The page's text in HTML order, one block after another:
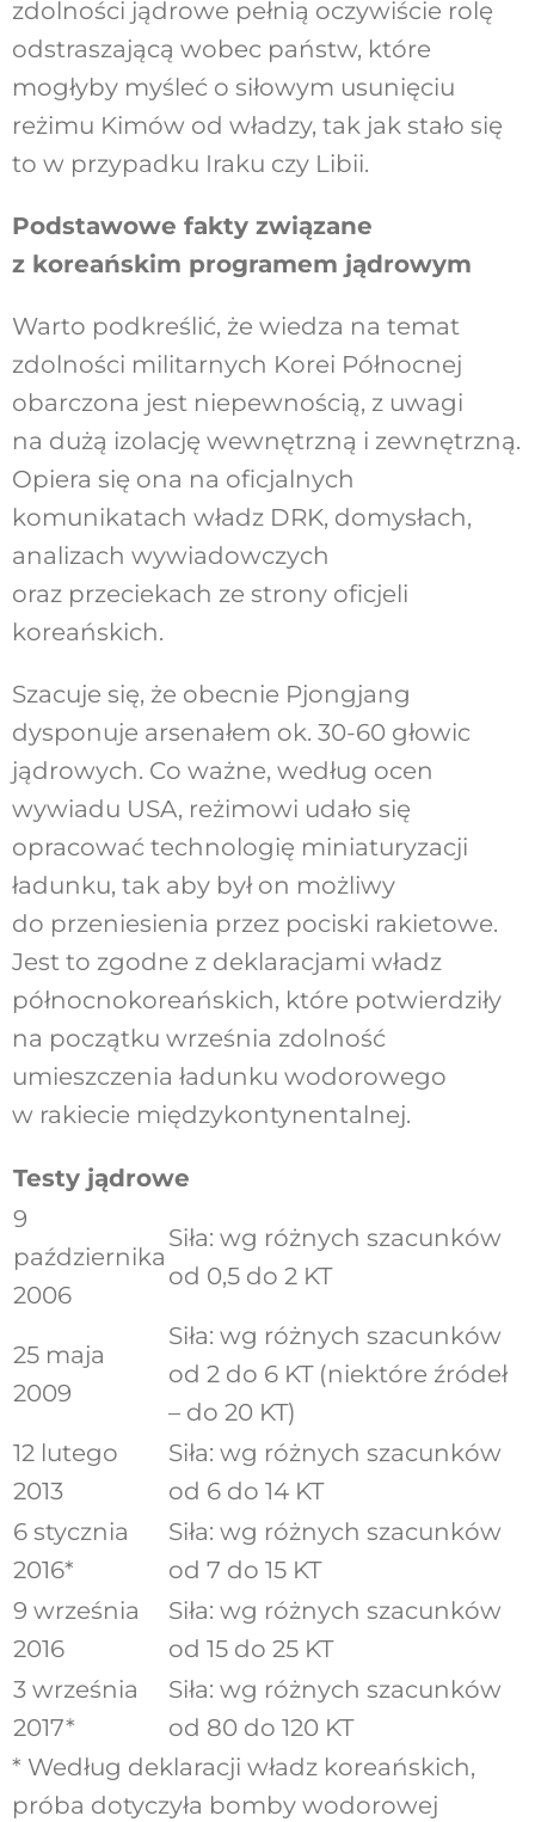
zdolności jądrowe pełnią oczywiście rolę
odstraszającą wobec państw, które
mogłyby myśleć o siłowym usunięciu
reżimu Kimów od władzy, tak jak stało się
to w przypadku Iraku czy Libii.
Podstawowe fakty związane
z koreańskim programem jądrowym
Warto podkreślić, że wiedza na temat
zdolności militarnych Korei Północnej
obarczona jest niepewnością, z uwagi
na dużą izolację wewnętrzną i zewnętrzną.
Opiera się ona na oficjalnych
komunikatach władz DRK, domysłach,
analizach wywiadowczych
oraz przeciekach ze strony oficjeli
koreańskich.
Szacuje się, że obecnie Pjongjang
dysponuje arsenałem ok. 30-60 głowic
jądrowych. Co ważne, według ocen
wywiadu USA, reżimowi udało się
opracować technologię miniaturyzacji
ładunku, tak aby był on możliwy
do przeniesienia przez pociski rakietowe.
Jest to zgodne z deklaracjami władz
północnokoreańskich, które potwierdziły
na początku września zdolność
umieszczenia ładunku wodorowego
w rakiecie międzykontynentalnej.
Testy jądrowe
9
października
2006
Siła: wg różnych szacunków
od 0,5 do 2 KT
25 maja
2009
Siła: wg różnych szacunków
od 2 do 6 KT (niektóre źródeł
– do 20 KT)
12 lutego
2013
Siła: wg różnych szacunków
od 6 do 14 KT
6 stycznia
2016*
Siła: wg różnych szacunków
od 7 do 15 KT
9 września
2016
Siła: wg różnych szacunków
od 15 do 25 KT
3 września
2017*
Siła: wg różnych szacunków
od 80 do 120 KT
* Według deklaracji władz koreańskich,
próba dotyczyła bomby wodorowej